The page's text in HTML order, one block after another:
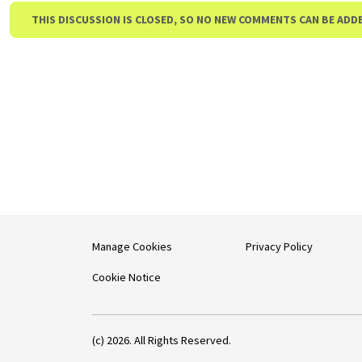
THIS DISCUSSION IS CLOSED, SO NO NEW COMMENTS CAN BE
Manage Cookies
Cookie Notice
Privacy Policy
(c) 2026. All Rights Reserved.